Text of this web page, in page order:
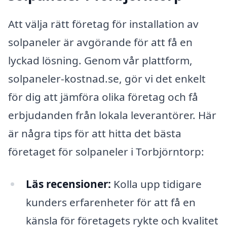
Att välja rätt företag för installation av
solpaneler är avgörande för att få en
lyckad lösning. Genom vår plattform,
solpaneler-kostnad.se, gör vi det enkelt
för dig att jämföra olika företag och få
erbjudanden från lokala leverantörer. Här
är några tips för att hitta det bästa
företaget för solpaneler i Torbjörntorp:
Läs recensioner: Kolla upp tidigare
kunders erfarenheter för att få en
känsla för företagets rykte och kvalitet